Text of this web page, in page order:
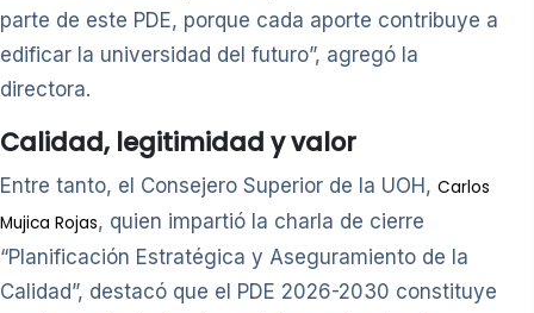
parte de este PDE, porque cada aporte contribuye a
edificar la universidad del futuro”, agregó la
directora.
Calidad, legitimidad y valor
Entre tanto, el Consejero Superior de la UOH, Carlos
Mujica Rojas, quien impartió la charla de cierre
“Planificación Estratégica y Aseguramiento de la
Calidad”, destacó que el PDE 2026-2030 constituye